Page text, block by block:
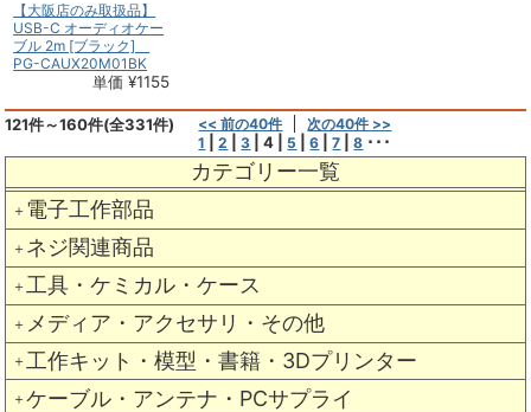
カテゴリー一覧
＋ 電子工作部品
＋ ネジ関連商品
＋ 工具・ケミカル・ケース
＋ メディア・アクセサリ・その他
＋ 工作キット・模型・書籍・3Dプリンター
＋ ケーブル・アンテナ・PCサプライ
【大阪店のみ取扱品】
USB-C オーディオケー
ブル 2m [ブラック]
PG-CAUX20M01BK
単価 ¥1155
121件～160件(全331件) << 前の40件
次の40件 >>
1
|2 |3 |4 5 |6 |7 |8 ･･･